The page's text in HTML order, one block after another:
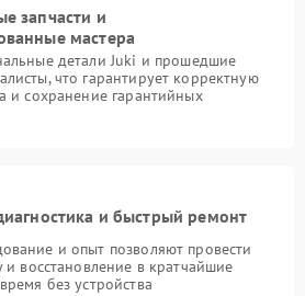
запчасти и
мастера
детали Juki и прошедшие
что гарантирует корректную
и сохранение гарантийных
и быстрый ремонт
и опыт позволяют провести
и восстановление в кратчайшие
без устройства